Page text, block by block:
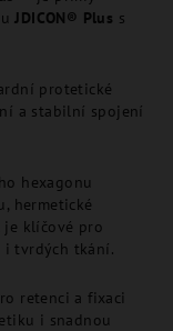
JDICON® Plus s
protetické
a stabilní spojení
hexagonu
hermetické
je klíčové pro
i tvrdých tkání.
retenci a fixaci
i snadnou